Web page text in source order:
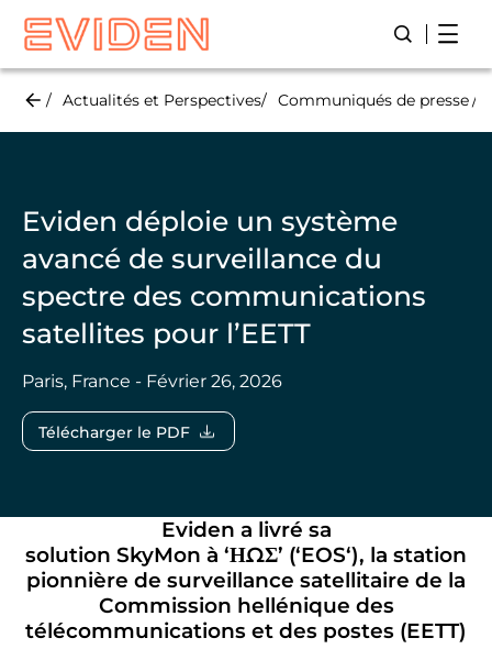
Skip
main
Lancer/
Actualités et Perspectives Communiqués de presse
Eviden déploie un système
avancé de surveillance du
spectre des communications
satellites pour l’EETT
Paris, France - Février 26, 2026
Télécharger le PDF
Eviden a livré sa
solution SkyMon à ‘ΗΩΣ’ (‘EOS‘), la station
pionnière de surveillance satellitaire de la
Commission hellénique des
télécommunications et des postes (EETT)